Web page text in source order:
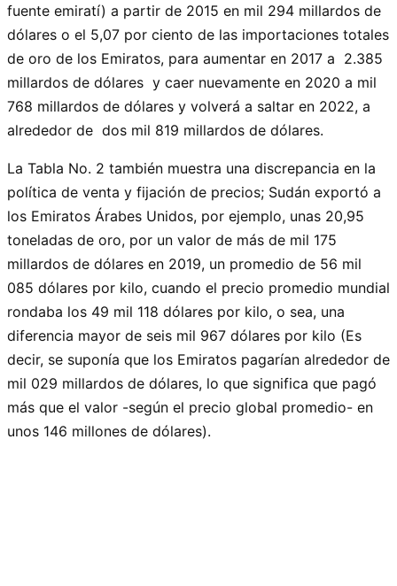
fuente emiratí) a partir de 2015 en mil 294 millardos de
dólares o el 5,07 por ciento de las importaciones totales
de oro de los Emiratos, para aumentar en 2017 a 2.385
millardos de dólares y caer nuevamente en 2020 a mil
768 millardos de dólares y volverá a saltar en 2022, a
alrededor de dos mil 819 millardos de dólares.
La Tabla No. 2 también muestra una discrepancia en la
política de venta y fijación de precios; Sudán exportó a
los Emiratos Árabes Unidos, por ejemplo, unas 20,95
toneladas de oro, por un valor de más de mil 175
millardos de dólares en 2019, un promedio de 56 mil
085 dólares por kilo, cuando el precio promedio mundial
rondaba los 49 mil 118 dólares por kilo, o sea, una
diferencia mayor de seis mil 967 dólares por kilo (Es
decir, se suponía que los Emiratos pagarían alrededor de
mil 029 millardos de dólares, lo que significa que pagó
más que el valor -según el precio global promedio- en
unos 146 millones de dólares).